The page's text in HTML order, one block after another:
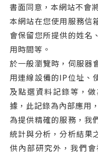
書面同意，本網站不會
本網站在您使用服務信
會保留您所提供的姓名
用時間等。
於一般瀏覽時，伺服器
用連線設備的IP位址、
及點選資料記錄等，
據，此記錄為內部應用
為提供精確的服務，我
統計與分析，分析結果
供內部研究外，我們